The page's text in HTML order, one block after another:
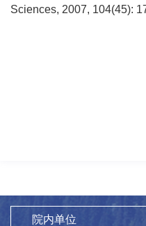
Sciences, 2007, 104(45):
院内单位